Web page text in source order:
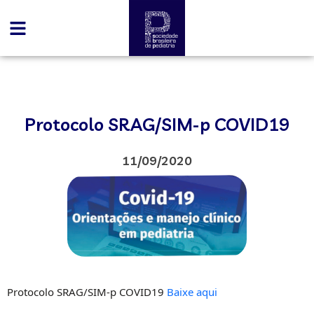
Protocolo SRAG/SIM-p COVID19
11/09/2020
Protocolo SRAG/SIM-p COVID19 Baixe aqui